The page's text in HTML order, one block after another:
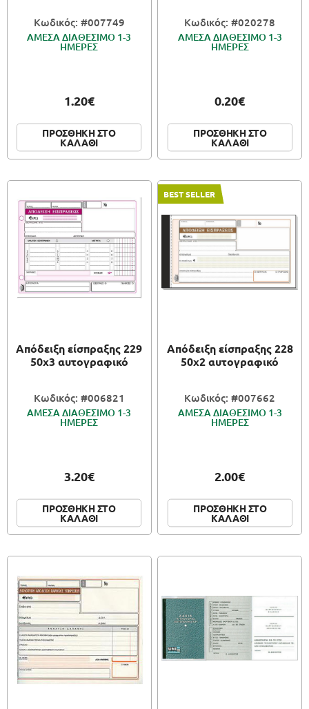
Κωδικός: #007749
ΑΜΕΣΑ ΔΙΑΘΕΣΙΜΟ 1-3
ΗΜΕΡΕΣ
1.20€
ΠΡΟΣΘΗΚΗ ΣΤΟ
ΚΑΛΑΘΙ
Κωδικός: #020278
ΑΜΕΣΑ ΔΙΑΘΕΣΙΜΟ 1-3
ΗΜΕΡΕΣ
0.20€
ΠΡΟΣΘΗΚΗ ΣΤΟ
ΚΑΛΑΘΙ
Απόδειξη είσπραξης 229
50x3 αυτογραφικό
Κωδικός: #006821
ΑΜΕΣΑ ΔΙΑΘΕΣΙΜΟ 1-3
ΗΜΕΡΕΣ
3.20€
ΠΡΟΣΘΗΚΗ ΣΤΟ
ΚΑΛΑΘΙ
BEST SELLER
Απόδειξη είσπραξης 228
50x2 αυτογραφικό
Κωδικός: #007662
ΑΜΕΣΑ ΔΙΑΘΕΣΙΜΟ 1-3
ΗΜΕΡΕΣ
2.00€
ΠΡΟΣΘΗΚΗ ΣΤΟ
ΚΑΛΑΘΙ